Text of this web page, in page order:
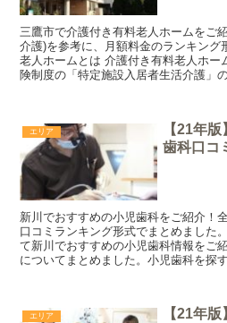
三鷹市で介護付き有料老人ホームをご
介護)を参考に、月額料金のランキング
老人ホームとは 介護付き有料老人ホー
険制度の「特定施設入居者生活介護」
エリア
【21年
歯科口コ
新川でおすすめの小児歯科をご紹介！
口コミランキング形式でまとめました
て新川でおすすめの小児歯科情報をご
についてまとめました。小児歯科を探
エリア
【21年